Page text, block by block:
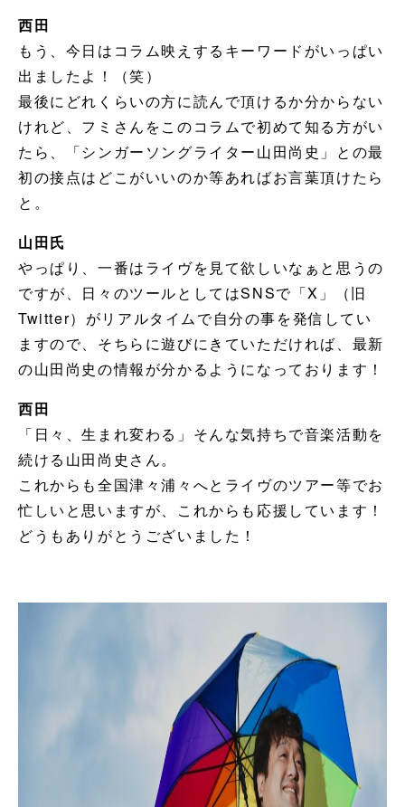
西田
もう、今日はコラム映えするキーワードがいっぱい
出ましたよ！（笑）
最後にどれくらいの方に読んで頂けるか分からない
けれど、フミさんをこのコラムで初めて知る方がい
たら、「シンガーソングライター山田尚史」との最
初の接点はどこがいいのか等あればお言葉頂けたら
と。
山田氏
やっぱり、一番はライヴを見て欲しいなぁと思うの
ですが、日々のツールとしてはSNSで「X」（旧
Twitter）がリアルタイムで自分の事を発信してい
ますので、そちらに遊びにきていただければ、最新
の山田尚史の情報が分かるようになっております！
西田
「日々、生まれ変わる」そんな気持ちで音楽活動を
続ける山田尚史さん。
これからも全国津々浦々へとライヴのツアー等でお
忙しいと思いますが、これからも応援しています！
どうもありがとうございました！